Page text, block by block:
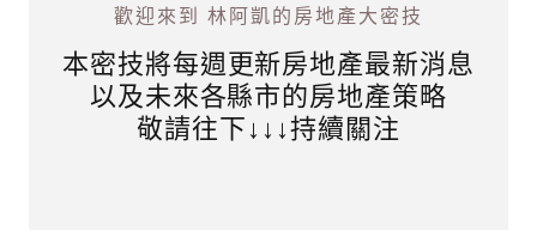
歡迎來到 林阿凱的房地產大密技
本密技將每週更新房地產最新消息
以及未來各縣市的房地產策略
敬請往下↓↓↓持續關注